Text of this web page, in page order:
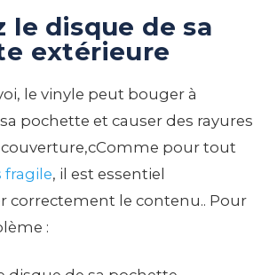
le disque de sa
extérieure
le vinyle peut bouger à
sa pochette et causer des rayures
pour tout
fragile, il est essentiel
correctement le contenu.. Pour
: